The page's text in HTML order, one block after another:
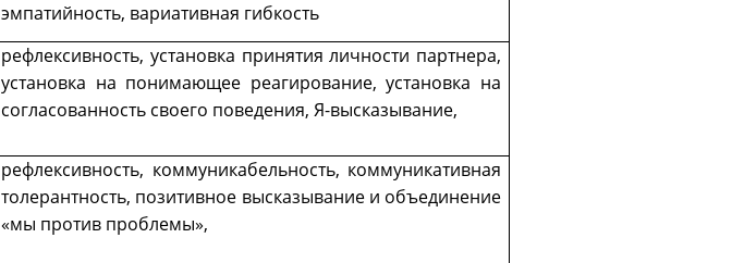
эмпатийность, вариативная гибкость
рефлексивность, установка принятия личности партнера,
установка на понимающее реагирование, установка на
согласованность своего поведения, Я-высказывание,
рефлексивность, коммуникабельность, коммуникативная
толерантность, позитивное высказывание и объединение
«мы против проблемы»,